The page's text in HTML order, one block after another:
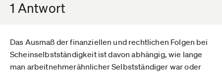
1 Antwort
Das Ausmaß der finanziellen und rechtlichen Folgen bei
Scheinselbstständigkeit ist davon abhängig, wie lange
man arbeitnehmerähnlicher Selbstständiger war oder